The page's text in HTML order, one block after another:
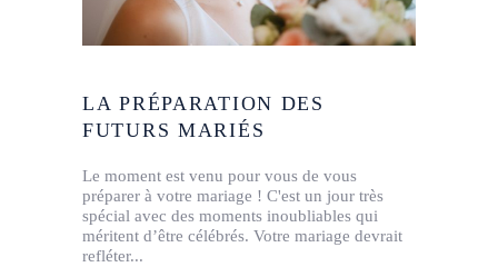
LA PRÉPARATION DES
FUTURS MARIÉS
Le moment est venu pour vous de vous
préparer à votre mariage ! C'est un jour très
spécial avec des moments inoubliables qui
méritent d’être célébrés. Votre mariage devrait
refléter